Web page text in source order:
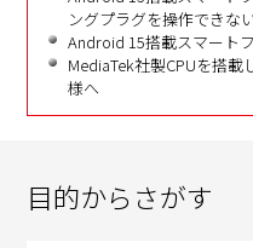
ングプラグを操作できな
Android 15搭載スマート
MediaTek社製CPUを搭
様へ
目的からさがす